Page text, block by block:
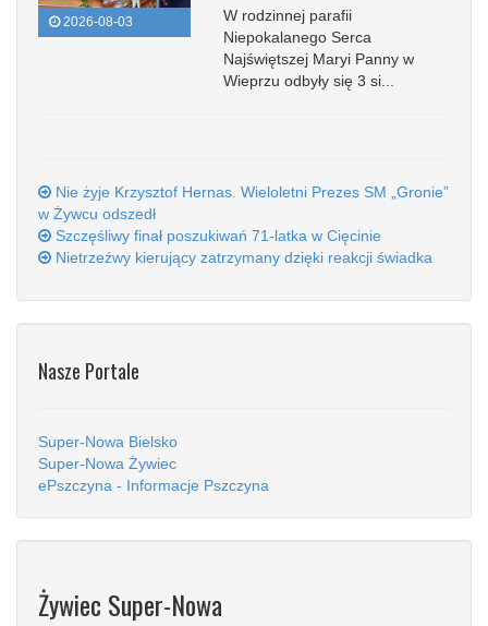
2026-08-03
W rodzinnej parafii
Niepokalanego Serca
Najświętszej Maryi Panny w
Wieprzu odbyły się 3 si...
Nie żyje Krzysztof Hernas. Wieloletni Prezes SM „Gronie”
w Żywcu odszedł
Szczęśliwy finał poszukiwań 71-latka w Cięcinie
Nietrzeźwy kierujący zatrzymany dzięki reakcji świadka
Nasze Portale
Super-Nowa Bielsko
Super-Nowa Żywiec
ePszczyna - Informacje Pszczyna
Żywiec Super-Nowa